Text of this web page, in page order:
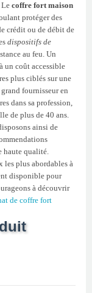
Le coffre fort maison
protéger des
crédit ou de débit de
dispositifs de
au feu. Un
un coût accessible
plus ciblés sur une
fournisseur en
dans sa profession,
de plus de 40 ans.
ainsi de
haute qualité.
les plus abordables à
disponible pour
à découvrir
de coffre fort